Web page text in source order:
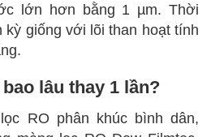
lớn hơn bằng 1 µm. Thời
kỳ giống với lõi than hoạt tính
lâu thay 1 lần?
RO phân khúc bình dân,